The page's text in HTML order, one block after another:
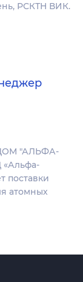
РСКТН ВИК.
"АЛЬФА-
«Альфа-
поставки
атомных